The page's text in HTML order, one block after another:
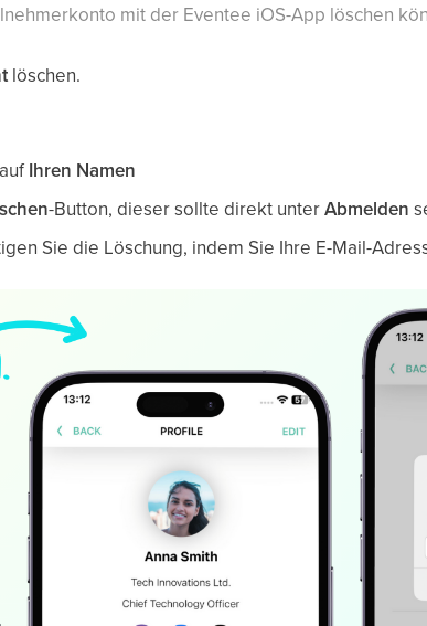
mit der Eventee iOS-App löschen
löschen.
Ihren Namen
-Button, dieser sollte direkt unterAbmelden
Sie die Löschung, indem Sie Ihre E-Mail-